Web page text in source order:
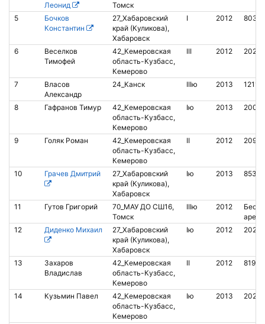
Леонид
Томск
5
Бочков
Константин
27_Хабаровский
край (Куликова),
Хабаровск
I 2012
6
Веселков
Тимофей
42_Кемеровская
область-Кузбасс,
Кемерово
III 2012
7
Власов
Александр
24_Канск IIIю 2013
8 Гафранов Тимур
42_Кемеровская
область-Кузбасс,
Кемерово
Iю 2013
9 Голяк Роман
42_Кемеровская
область-Кузбасс,
Кемерово
II 2012
10 Грачев Дмитрий
27_Хабаровский
край (Куликова),
Хабаровск
Iю 2013
11 Гутов Григорий
70_МАУ ДО СШ16,
Томск
IIIю 2012
12
Диденко Михаил
27_Хабаровский
край (Куликова),
Хабаровск
Iю 2012
13
Захаров
Владислав
42_Кемеровская
область-Кузбасс,
Кемерово
II 2012
14 Кузьмин Павел
42_Кемеровская
область-Кузбасс,
Кемерово
Iю 2013